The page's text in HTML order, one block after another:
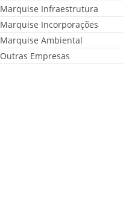
Marquise Infraestrutura
Marquise Incorporações
Marquise Ambiental
Outras Empresas